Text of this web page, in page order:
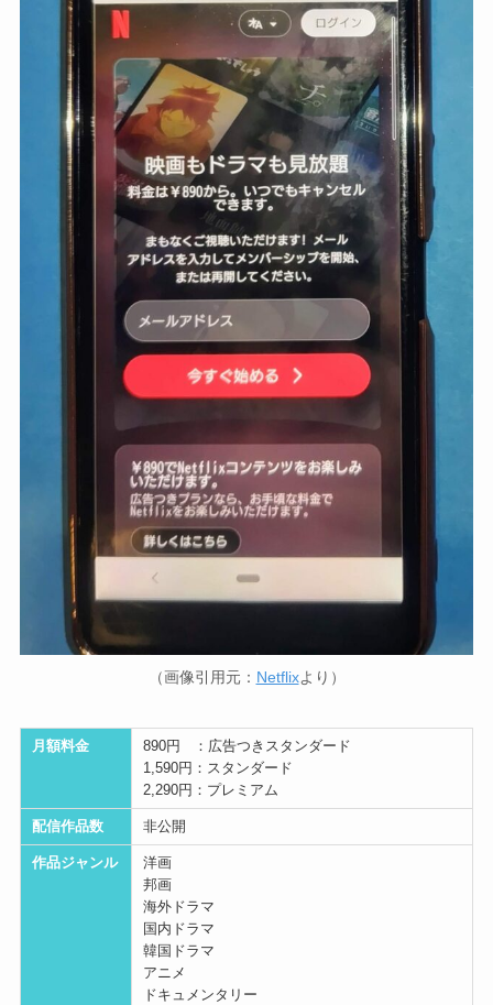
（画像引用元： Netflixより）
月額料金
890円 ：広告つきスタンダード
1,590円：スタンダード
2,290円：プレミアム
配信作品数 非公開
作品ジャンル
洋画
邦画
海外ドラマ
国内ドラマ
韓国ドラマ
アニメ
ドキュメンタリー